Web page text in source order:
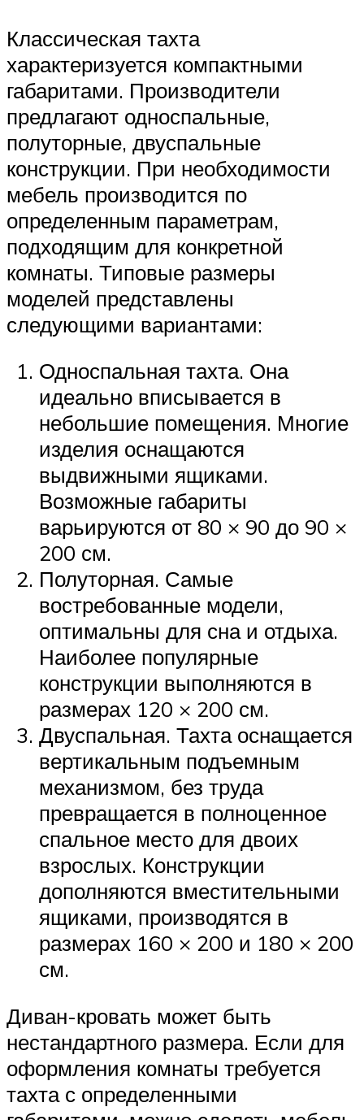
Классическая тахта
характеризуется компактными
габаритами. Производители
предлагают односпальные,
полуторные, двуспальные
конструкции. При необходимости
мебель производится по
определенным параметрам,
подходящим для конкретной
комнаты. Типовые размеры
моделей представлены
следующими вариантами:
Односпальная тахта. Она
идеально вписывается в
небольшие помещения. Многие
изделия оснащаются
выдвижными ящиками.
Возможные габариты
варьируются от 80 × 90 до 90 ×
200 см.
Полуторная. Самые
востребованные модели,
оптимальны для сна и отдыха.
Наиболее популярные
конструкции выполняются в
размерах 120 × 200 см.
Двуспальная. Тахта оснащается
вертикальным подъемным
механизмом, без труда
превращается в полноценное
спальное место для двоих
взрослых. Конструкции
дополняются вместительными
ящиками, производятся в
размерах 160 × 200 и 180 × 200
см.
Диван-кровать может быть
нестандартного размера. Если для
оформления комнаты требуется
тахта с определенными